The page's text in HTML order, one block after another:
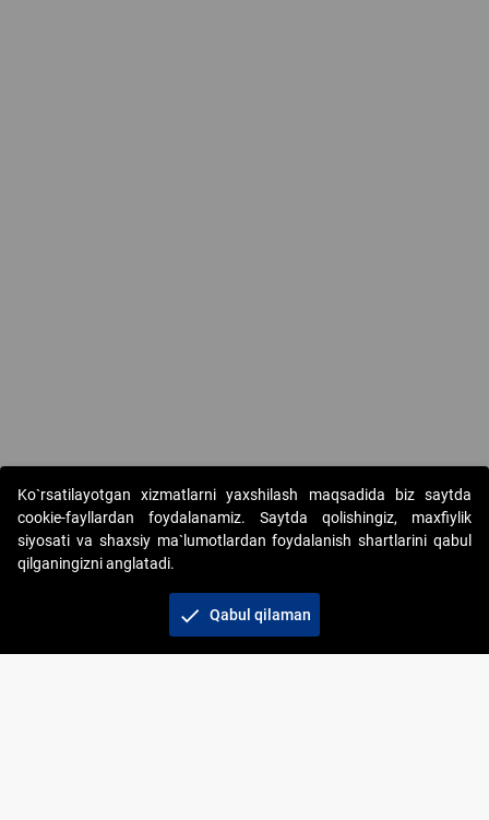
Copyright © 2017-2026. "Elektron onlayn-auksionlarni
tashkil etish" AJ. Barcha huquqlar himoyalangan
Ko`rsatilayotgan xizmatlarni yaxshilash maqsadida biz saytda
cookie-fayllardan foydalanamiz. Saytda qolishingiz, maxfiylik
siyosati va shaxsiy ma`lumotlardan foydalanish shartlarini qabul
qilganingizni anglatadi.
check Qabul qilaman